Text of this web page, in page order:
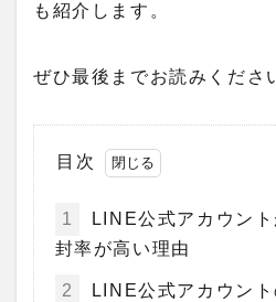
も紹介します。
ぜひ最後までお読みくださ
目次
1
LINE公式アカウン
封率が高い理由
2
LINE公式アカウン